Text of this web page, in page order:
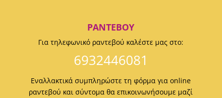
ΡΑΝΤΕΒΟΎ
Για τηλεφωνικό ραντεβού καλέστε μας στο:
6932446081
Εναλλακτικά συμπληρώστε τη φόρμα για online
ραντεβού και σύντομα θα επικοινωνήσουμε μαζί